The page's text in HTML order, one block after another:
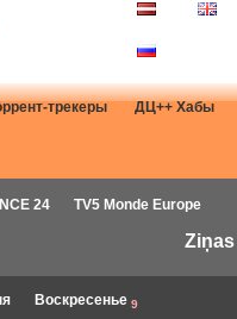
трекеры ДЦ++ Хабы
24 TV5 Monde Europe
Ziņas
Воскресенье 9